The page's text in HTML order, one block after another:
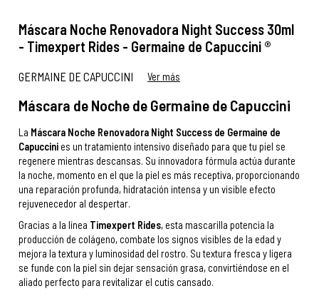
Máscara Noche Renovadora Night Success 30ml
- Timexpert Rides - Germaine de Capuccini ®
GERMAINE DE CAPUCCINI Ver más
Máscara de Noche de Germaine de Capuccini
La Máscara Noche Renovadora Night Success de Germaine de
Capuccinies un tratamiento intensivo diseñado para que tu piel se
regenere mientras descansas. Su innovadora fórmula actúa durante
la noche, momento en el que la piel es más receptiva, proporcionando
una reparación profunda, hidratación intensa y un visible efecto
rejuvenecedor al despertar.
Gracias a la línea Timexpert Rides, esta mascarilla potencia la
producción de colágeno, combate los signos visibles de la edad y
mejora la textura y luminosidad del rostro. Su textura fresca y ligera
se funde con la piel sin dejar sensación grasa, convirtiéndose en el
aliado perfecto para revitalizar el cutis cansado.